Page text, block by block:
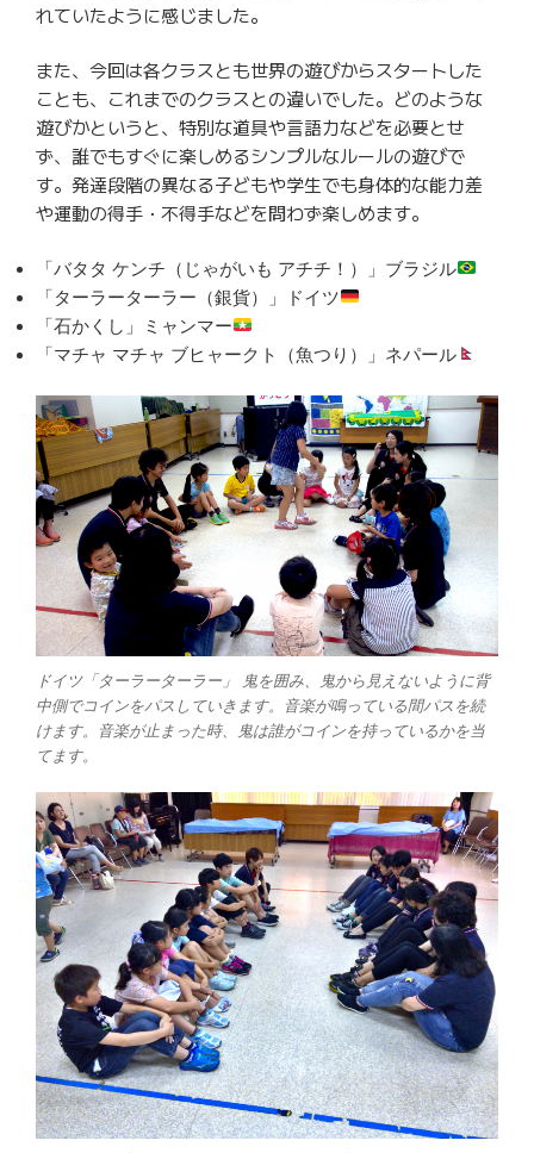
れていたように感じました。
また、今回は各クラスとも世界の遊びからスタートした
ことも、これまでのクラスとの違いでした。どのような
遊びかというと、特別な道具や言語力などを必要とせ
ず、 誰でもすぐに楽しめるシンプルなルールの遊びで
す。 発達段階の異なる子どもや学生でも身体的な能力差
や運動の得手・ 不得手などを問わず楽しめます。
「バタタ ケンチ（じゃがいも アチチ！）」ブラジル
「ターラーターラー（銀貨）」ドイツ
「石かくし」ミャンマー
「マチャ マチャ ブヒャークト（魚つり）」ネパール
ドイツ「ターラーターラー」 鬼を囲み、鬼から見えないように背
中側でコインをパスしていきます。音楽が鳴っている間パスを続
けます。音楽が止まった時、鬼は誰がコインを持っているかを当
てます。